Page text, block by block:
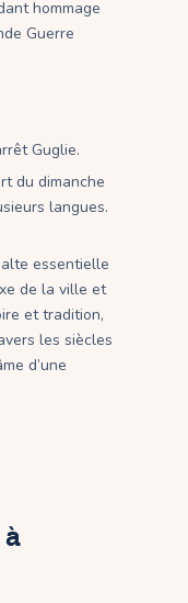
hommage
Guerre
Guglie.
du dimanche
langues.
essentielle
de la ville et
et tradition,
les siècles
d’une